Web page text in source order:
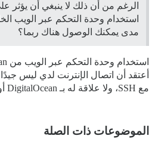
استخدام وحدة التحكم عبر الويب
مدى يمكنك الوصول هناك ربما؟
أعتقد أن اتصال الإنترنت لدي ليس
مع SSH، ولا علاقة له بـ DigitalOcean أو Discourse.
الموضوعات ذات الصلة